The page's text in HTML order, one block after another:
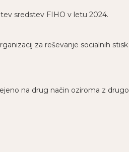
sredstev FIHO v letu 2024.
za reševanje socialnih stisk
na drug način oziroma z drugo